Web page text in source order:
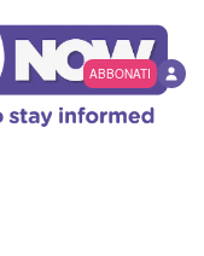
ABBONATI